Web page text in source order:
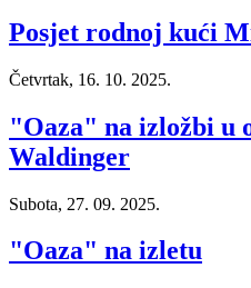
Posjet rodnoj kući
Četvrtak, 16. 10. 2025.
"Oaza" na izložbi u
Waldinger
Subota, 27. 09. 2025.
"Oaza" na izletu